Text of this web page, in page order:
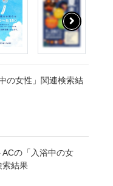
の女性」関連検索結
ACの「入浴中の女
索結果